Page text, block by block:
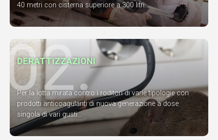
40 metri con cisterna superiore a 300 litri...
02.
DERATTIZZAZIONI
Per la lotta mirata contro i roditori di varie tipologie con
prodotti anticoagulanti di nuova generazione a dose
singola di vari gusti...